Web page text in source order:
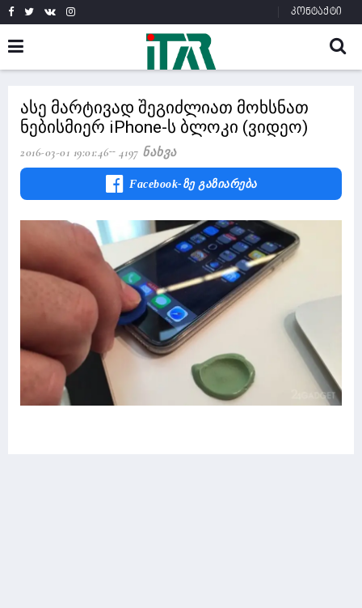
კონტაქტი
ასე მარტივად შეგიძლიათ მოხსნათ
ნებისმიერ iPhone-ს ბლოკი (ვიდეო)
2016-03-01 19:01:46 4197 Ნახვა
Facebook-Ზე Გაზიარება